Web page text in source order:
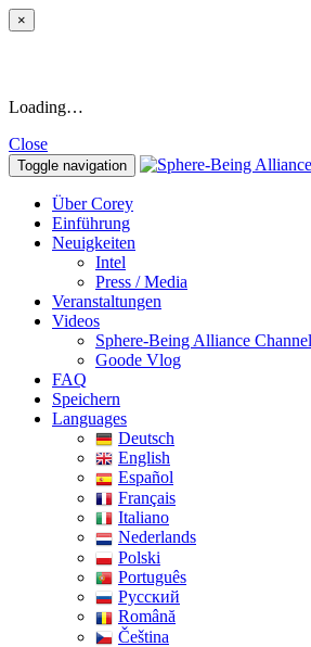
×
Loading…
Close
Toggle navigation
Über Corey
Einführung
Neuigkeiten
Intel
Press / Media
Veranstaltungen
Videos
Sphere-Being Alliance Channel
Goode Vlog
FAQ
Speichern
Languages
Deutsch
English
Español
Français
Italiano
Nederlands
Polski
Português
Pусский
Română
Čeština